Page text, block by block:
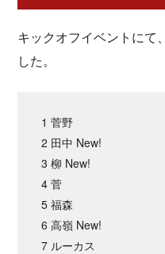
キックオフイベントにて、
した。
1 菅野
2 田中 New!
3 柳 New!
4 菅
5 福森
6 高嶺 New!
7 ルーカス